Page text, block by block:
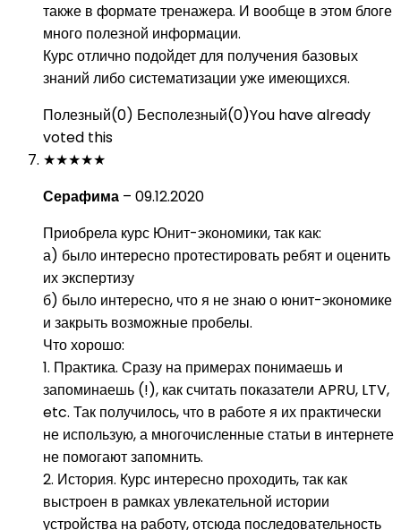
также в формате тренажера. И вообще в этом блоге
много полезной информации.
Курс отлично подойдет для получения базовых
знаний либо систематизации уже имеющихся.
Полезный(0) Бесполезный(0)You have already
voted this
★★★★★
Серафима – 09.12.2020
Приобрела курс Юнит-экономики, так как:
а) было интересно протестировать ребят и оценить
их экспертизу
б) было интересно, что я не знаю о юнит-экономике
и закрыть возможные пробелы.
Что хорошо:
1. Практика. Сразу на примерах понимаешь и
запоминаешь (!), как считать показатели APRU, LTV,
etc. Так получилось, что в работе я их практически
не использую, а многочисленные статьи в интернете
не помогают запомнить.
2. История. Курс интересно проходить, так как
выстроен в рамках увлекательной истории
устройства на работу, отсюда последовательность